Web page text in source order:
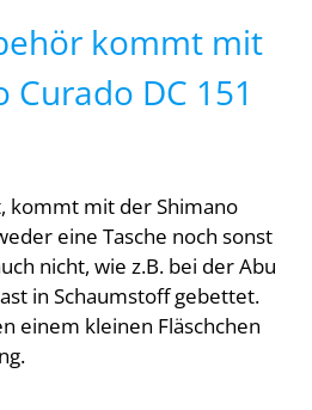
kommt mit
Curado DC 151
kommt mit der Shimano
eine Tasche noch sonst
nicht, wie z.B. bei der Abu
in Schaumstoff gebettet.
einem kleinen Fläschchen